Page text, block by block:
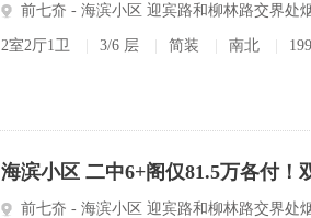
前七夼 - 海滨小区 迎宾路和柳林路交界处
2室2厅1卫 3/6 层 简装 南北
海滨小区 二中6+阁仅81.5万各付！
前七夼 - 海滨小区 迎宾路和柳林路交界处